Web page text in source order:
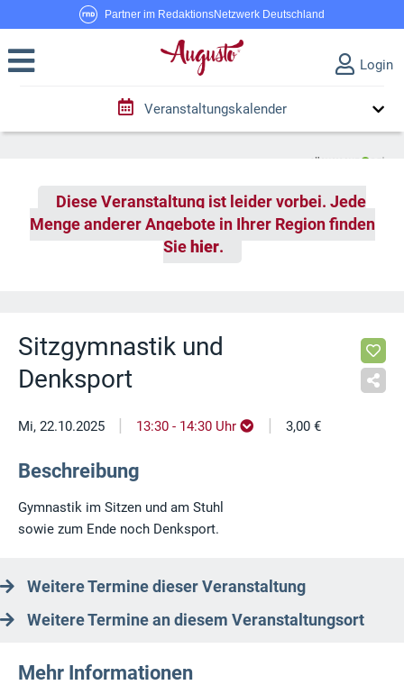
Partner im RedaktionsNetzwerk Deutschland
Login
Veranstaltungskalender
Diese Veranstaltung ist leider vorbei. Jede
Menge anderer Angebote in Ihrer Region finden
Sie hier.
Sitzgymnastik und
Denksport
Mi, 22.10.2025 | 13:30 - 14:30 Uhr | 3,00 €
Beschreibung
Gymnastik im Sitzen und am Stuhl
sowie zum Ende noch Denksport.
Weitere Termine dieser Veranstaltung
Weitere Termine an diesem Veranstaltungsort
Mehr Informationen